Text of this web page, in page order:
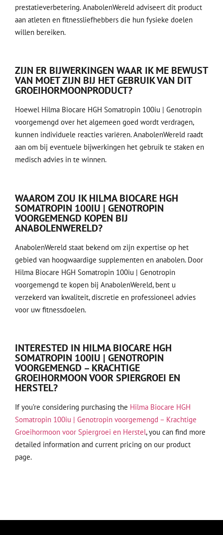
prestatieverbetering. AnabolenWereld adviseert dit product
aan atleten en fitnessliefhebbers die hun fysieke doelen
willen bereiken.
ZIJN ER BIJWERKINGEN WAAR IK ME BEWUST
VAN MOET ZIJN BIJ HET GEBRUIK VAN DIT
GROEIHORMOONPRODUCT?
Hoewel Hilma Biocare HGH Somatropin 100iu | Genotropin
voorgemengd over het algemeen goed wordt verdragen,
kunnen individuele reacties variëren. AnabolenWereld raadt
aan om bij eventuele bijwerkingen het gebruik te staken en
medisch advies in te winnen.
WAAROM ZOU IK HILMA BIOCARE HGH
SOMATROPIN 100IU | GENOTROPIN
VOORGEMENGD KOPEN BIJ
ANABOLENWERELD?
AnabolenWereld staat bekend om zijn expertise op het
gebied van hoogwaardige supplementen en anabolen. Door
Hilma Biocare HGH Somatropin 100iu | Genotropin
voorgemengd te kopen bij AnabolenWereld, bent u
verzekerd van kwaliteit, discretie en professioneel advies
voor uw fitnessdoelen.
INTERESTED IN HILMA BIOCARE HGH
SOMATROPIN 100IU | GENOTROPIN
VOORGEMENGD – KRACHTIGE
GROEIHORMOON VOOR SPIERGROEI EN
HERSTEL?
If you’re considering purchasing the Hilma Biocare HGH
Somatropin 100iu | Genotropin voorgemengd – Krachtige
Groeihormoon voor Spiergroei en Herstel, you can find more
detailed information and current pricing on our product
page.